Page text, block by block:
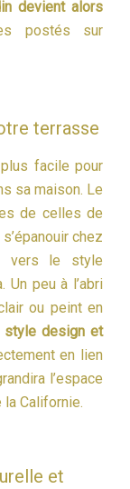
devient alors
postés sur
terrasse
facile pour
sa maison. Le
de celles de
chez
vers le style
Un peu à l’abri
ou peint en
style design et
en lien
l’espace
Californie.
et